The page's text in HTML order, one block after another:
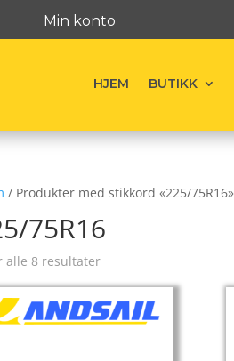
Min konto
HJEM BUTIKK
/ Produkter med stikkord «225/75R16»
75R16
alle 8 resultater